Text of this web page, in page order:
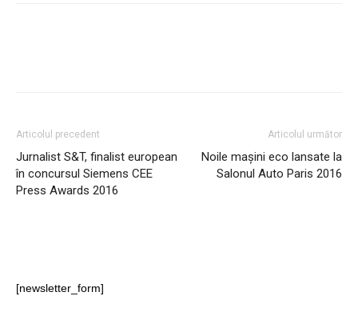
Articolul precedent
Jurnalist S&T, finalist european
în concursul Siemens CEE
Press Awards 2016
Articolul următor
Noile mașini eco lansate la
Salonul Auto Paris 2016
[newsletter_form]